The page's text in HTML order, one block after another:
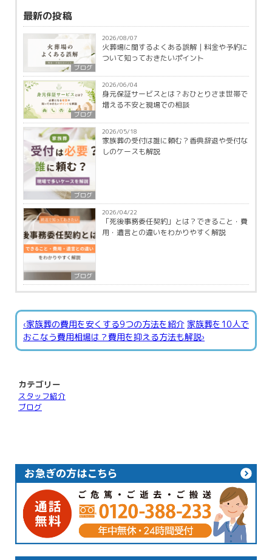
最新の投稿
ブログ
2026/08/07
火葬場に関するよくある誤解｜料金や予約に
ついて知っておきたいポイント
ブログ
2026/06/04
身元保証サービスとは？おひとりさま世帯で
増える不安と現場での相談
ブログ
2026/05/18
家族葬の受付は誰に頼む？香典辞退や受付な
しのケースも解説
ブログ
2026/04/22
「死後事務委任契約」とは？できること・費
用・遺言との違いをわかりやすく解説
‹家族葬の費用を安くする9つの方法を紹介 家族葬を10人で
おこなう費用相場は？費用を抑える方法も解説›
カテゴリー
スタッフ紹介
ブログ